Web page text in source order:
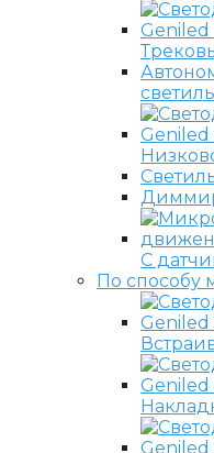
С
По способу